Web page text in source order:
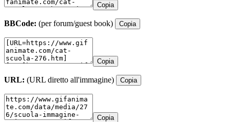
Copia
BBCode: (per forum/guest book) Copia
Copia
URL: (URL diretto all'immagine) Copia
Copia